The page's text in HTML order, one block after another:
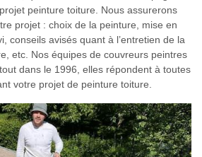
peinture toiture. Nous assurerons
projet : choix de la peinture, mise en
conseils avisés quant à l’entretien de la
etc. Nos équipes de couvreurs peintres
dans le 1996, elles répondent à toutes
votre projet de peinture toiture.